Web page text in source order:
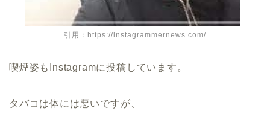
引用：https://instagrammernews.com/
喫煙姿もInstagramに投稿しています。
タバコは体には悪いですが、